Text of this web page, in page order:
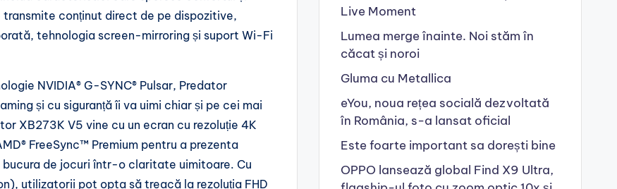
transmite conținut direct de pe dispozitive,
tehnologia screen-mirroring și suport Wi-Fi
NVIDIA® G-SYNC® Pulsar, Predator
și cu siguranță îi va uimi chiar și pe cei mai
XB273K V5 vine cu un ecran cu rezoluție 4K
FreeSync™ Premium pentru a prezenta
de jocuri într-o claritate uimitoare. Cu
utilizatorii pot opta să treacă la rezoluția FHD
Live Moment
Lumea merge înainte. Noi stăm în
căcat și noroi
Gluma cu Metallica
eYou, noua rețea socială dezvoltată
în România, s-a lansat oficial
Este foarte important sa dorești bine
OPPO lansează global Find X9 Ultra,